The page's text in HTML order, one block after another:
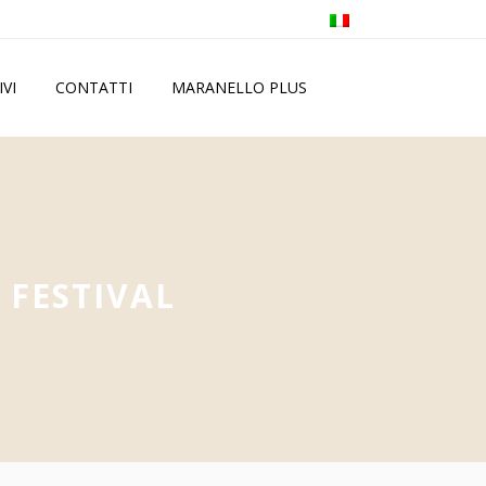
CONTATTI MARANELLO PLUS